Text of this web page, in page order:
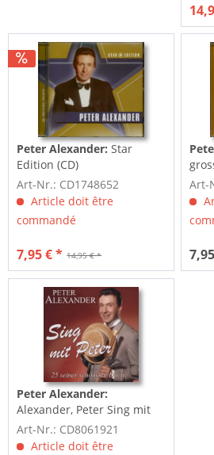
Peter Alexander: Star
Edition (CD)
Art-Nr.: CD1748652
Article doit être
commandé
14,95 € *
7,95 € *
Art-
Peter Alexander:
Alexander, Peter Sing mit
Peter - 25 seiner...
Art-Nr.: CD8061921
Article doit être